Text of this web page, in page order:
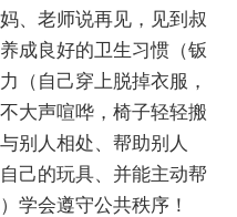
、老师说再见，见到叔
成良好的卫生习惯（钣
（自己穿上脱掉衣服，
大声喧哗，椅子轻轻搬
别人相处、帮助别人
己的玩具、并能主动帮
学会遵守公共秩序！